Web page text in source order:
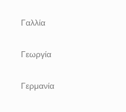
Γαλλία
Γεωργία
Γερμανία